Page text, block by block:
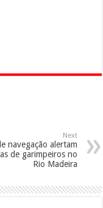
Next
navegação alertam
de garimpeiros no
Rio Madeira